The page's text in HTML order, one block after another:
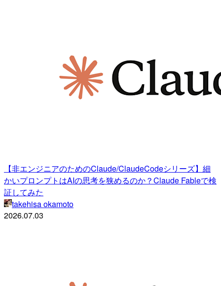
【非エンジニアのためのClaude/ClaudeCodeシリーズ】細
かいプロンプトはAIの思考を狭めるのか？Claude Fableで検
証してみた
takehisa okamoto
2026.07.03